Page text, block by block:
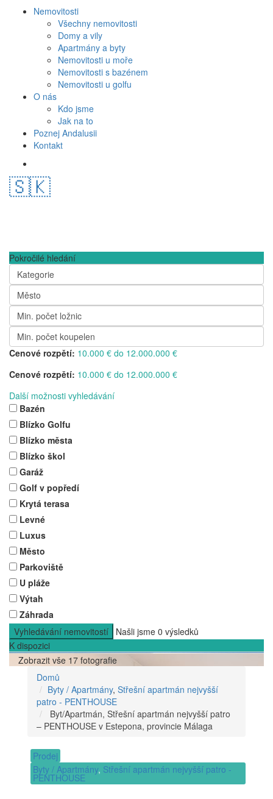
Nemovitosti
Všechny nemovitosti
Domy a vily
Apartmány a byty
Nemovitosti u moře
Nemovitosti s bazénem
Nemovitosti u golfu
O nás
Kdo jsme
Jak na to
Poznej Andalusii
Kontakt
🇸🇰
Pokročilé hledání
Kategorie
Město
Min. počet ložnic
Min. počet koupelen
Cenové rozpětí: 10.000 € do 12.000.000 €
Cenové rozpětí: 10.000 € do 12.000.000 €
Další možnosti vyhledávání
Bazén
Blízko Golfu
Blízko města
Blízko škol
Garáž
Golf v popředí
Krytá terasa
Levné
Luxus
Město
Parkoviště
U pláže
Výtah
Záhrada
Vyhledávání nemovitostí
Našli jsme0 výsledků
K dispozici
Zobrazit vše 17 fotografie
Domů
Byty / Apartmány,Střešní apartmán nejvyšší
patro - PENTHOUSE
Byt/Apartmán, Střešní apartmán nejvyšší patro
– PENTHOUSE v Estepona, provincie Málaga
Prodej
Byty / Apartmány, Střešní apartmán nejvyšší patro -
PENTHOUSE